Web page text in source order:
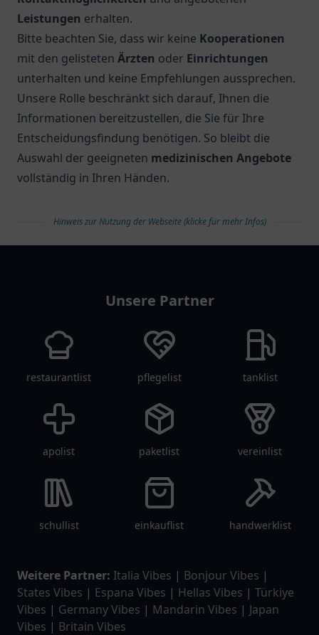
Leistungen erhalten.
Bitte beachten Sie, dass wir keine Kooperationen
mit den gelisteten Ärzten oder Einrichtungen
unterhalten und keine Empfehlungen aussprechen.
Unsere Rolle beschränkt sich darauf, Ihnen die
Informationen bereitzustellen, die Sie für Ihre
Entscheidungsfindung benötigen. So bleibt die
Auswahl der geeigneten medizinischen Angebote
vollständig in Ihren Händen.
Hinweis zur Nutzung der Webseite (klicke für mehr Infos)
Unsere Partner
restaurantlist pflegelist tanklist
apolist paketlist vereinlist
schullist einkauflist handwerklist
Weitere Partner: Italia Vibes | Bonjour Vibes |
States Vibes | Espana Vibes | Hellas Vibes | Türkiye
Vibes | Germany Vibes | Mandarin Vibes | Japan
Vibes | Britain Vibes